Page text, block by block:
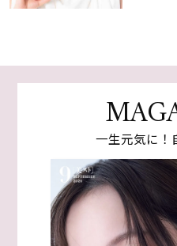
一生元気に！